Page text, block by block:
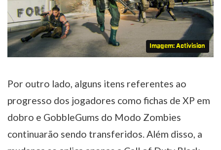
Imagem: Activision
Por outro lado, alguns itens referentes ao
progresso dos jogadores como fichas de XP em
dobro e GobbleGums do Modo Zombies
continuarão sendo transferidos.Além disso, a